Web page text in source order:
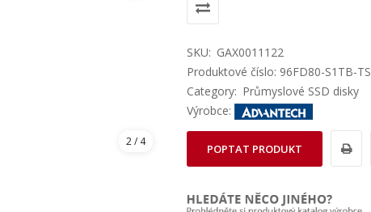
2/ 4
SKU: GAX0011122
Produktové číslo: 96FD80-S1TB-TS
Category: Průmyslové SSD disky
Výrobce:
POPTAT PRODUKT